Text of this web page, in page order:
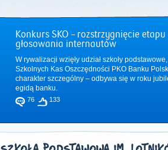
Konkurs SKO – rozstrzygnięcie
głosowania internautów
W rywalizacji wzięły udział szkoły
Szkolnych Kas Oszczędności PKO Banku
charakter szczególny – odbywa się w roku
egidą banku.
76 133